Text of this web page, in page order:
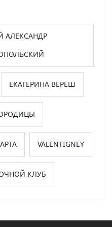
АЛЕКСАНДР
ЕКАТЕРИНА ВЕРЕШ
VALENTIGNEY
КЛУБ